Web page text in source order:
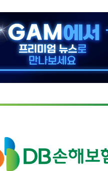
드데스크·웬디스↓